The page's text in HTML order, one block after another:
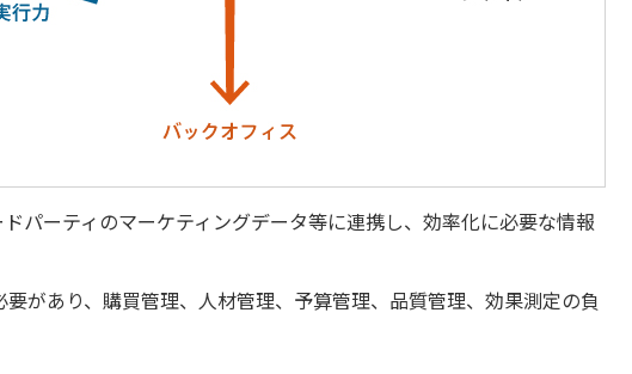
パーティのマーケティングデータ等に連携し、効率化に必要な情報
があり、購買管理、人材管理、予算管理、品質管理、効果測定の負